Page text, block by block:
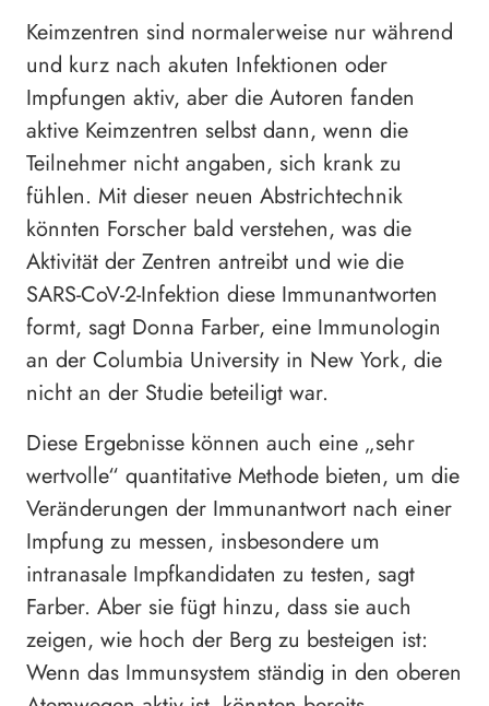
Keimzentren sind normalerweise nur während
und kurz nach akuten Infektionen oder
Impfungen aktiv, aber die Autoren fanden
aktive Keimzentren selbst dann, wenn die
Teilnehmer nicht angaben, sich krank zu
fühlen. Mit dieser neuen Abstrichtechnik
könnten Forscher bald verstehen, was die
Aktivität der Zentren antreibt und wie die
SARS-CoV-2-Infektion diese Immunantworten
formt, sagt Donna Farber, eine Immunologin
an der Columbia University in New York, die
nicht an der Studie beteiligt war.
Diese Ergebnisse können auch eine „sehr
wertvolle“ quantitative Methode bieten, um die
Veränderungen der Immunantwort nach einer
Impfung zu messen, insbesondere um
intranasale Impfkandidaten zu testen, sagt
Farber. Aber sie fügt hinzu, dass sie auch
zeigen, wie hoch der Berg zu besteigen ist:
Wenn das Immunsystem ständig in den oberen